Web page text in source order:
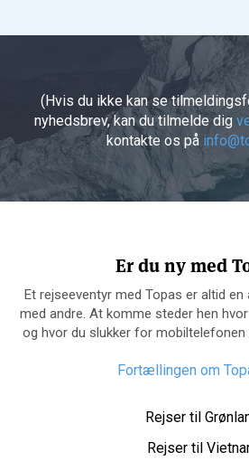
(Hvis du ikke kan se
nyhedsbrev, kan du tilmelde dig
kontakte os på
Er du ny med
Et rejseeventyr med Topas er altid
med andre. At komme steder hen
og hvor du slukker for
Fortællingen om
Rejser til
Rejser til